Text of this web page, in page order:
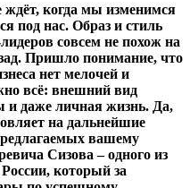
ждёт, когда мы изменимся
под нас. Образ и стиль
совсем не похож на
Пришло понимание, что
нет мелочей и
всё: внешний вид
и даже личная жизнь. Да,
на дальнейшие
вашему
Сизова – одного из
который за